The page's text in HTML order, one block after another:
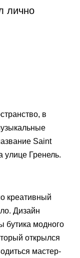
лично
в
Saint
улице Гренель.
креативный
Дизайн
бутика модного
открылся
мастер-